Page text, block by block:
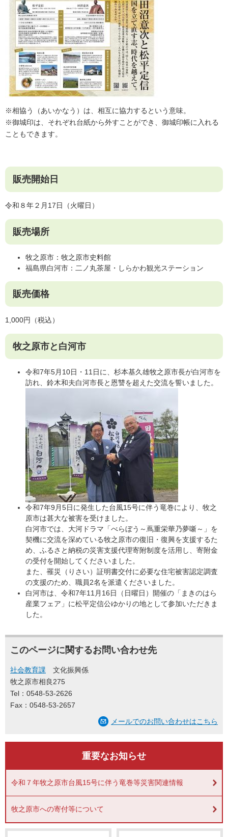
※相協う（あいかなう）は、相互に協力するという意味。
※御城印は、それぞれ台紙から外すことができ、御城印帳に入れる
こともできます。
販売開始日
令和８年２月17日（火曜日）
販売場所
牧之原市：牧之原市史料館
福島県白河市：二ノ丸茶屋・しらかわ観光ステーション
販売価格
1,000円（税込）
牧之原市と白河市
令和7年5月10日・11日に、杉本基久雄牧之原市長が白河市を
訪れ、鈴木和夫白河市長と恩讐を超えた交流を誓いました。
令和7年9月5日に発生した台風15号に伴う竜巻により、牧之
原市は甚大な被害を受けました。
白河市では、大河ドラマ「べらぼう～蔦重栄華乃夢噺～」を
契機に交流を深めている牧之原市の復旧・復興を支援するた
め、ふるさと納税の災害支援代理寄附制度を活用し、寄附金
の受付を開始してくださいました。
また、罹災（りさい）証明書交付に必要な住宅被害認定調査
の支援のため、職員2名を派遣くださいました。
白河市は、令和7年11月16日（日曜日）開催の「まきのはら
産業フェア」に松平定信公ゆかりの地として参加いただきま
した。
このページに関するお問い合わせ先
社会教育課
文化振興係
牧之原市相良275
Tel：0548-53-2626
Fax：0548-53-2657
メールでのお問い合わせはこちら
重要なお知らせ
令和７年牧之原市台風15号に伴う竜巻等災害関連情報
牧之原市への寄付等について